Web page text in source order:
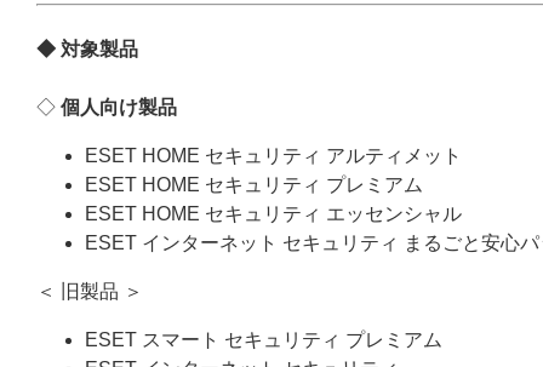
◆ 対象製品
◇ 個人向け製品
ESET HOME セキュリティ アルティメット
ESET HOME セキュリティ プレミアム
ESET HOME セキュリティ エッセンシャル
ESET インターネット セキュリティ まるごと安心
＜ 旧製品 ＞
ESET スマート セキュリティ プレミアム